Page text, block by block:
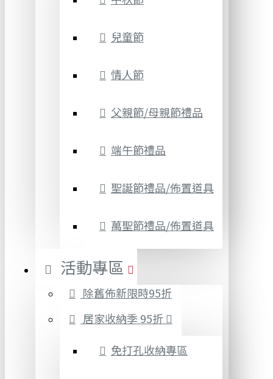
兒童節
情人節
父親節/母親節禮品
端午節禮品
聖誕節禮品/佈置道具
萬聖節禮品/佈置道具
活動專區
除舊佈新限時95折
居家收納季 95折
免打孔收納專區